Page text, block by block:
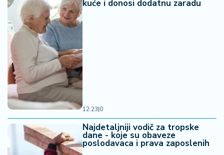
kuće i donosi dodatnu zaradu
12:23|0
Najdetaljniji vodič za tropske
dane - koje su obaveze
poslodavaca i prava zaposlenih